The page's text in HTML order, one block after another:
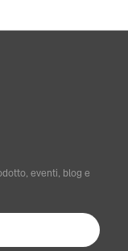
eventi, blog e